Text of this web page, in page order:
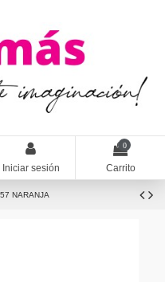
Iniciar sesión
0
Carrito
NARANJA